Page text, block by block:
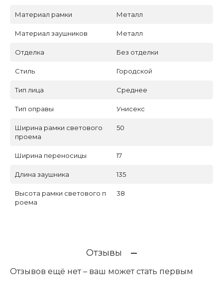
Материал рамки Металл
Материал заушников Металл
Отделка Без отделки
Стиль Городской
Тип лица Среднее
Тип оправы Унисекс
Ширина рамки светового
проема
50
Ширина переносицы 17
Длина заушника 135
Высота рамки светового п
роема
38
Отзывы
Отзывов ещё нет – ваш может стать первым